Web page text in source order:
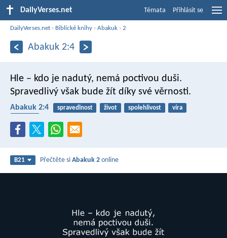
DailyVerses.net Témata Přihlásit se
DailyVerses.net › Biblické knihy ›Abakuk ›2
Abakuk 2:4
Hle – kdo je nadutý, nemá poctivou duši.
Spravedlivý však bude žít díky své věrnosti.
Abakuk 2:4 spravedlnost život spolehlivost
víra
B21 Přečtěte siAbakuk 2 online